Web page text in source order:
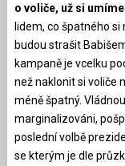
o voliče, už si
lidem, co špatného
budou strašit
kampaně je vcelku
než naklonit si voliče
méně špatný.
marginalizováni,
poslední volbě
se kterým je dle